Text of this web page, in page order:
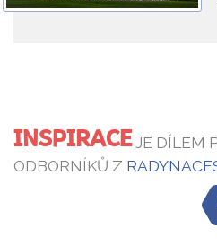
INSPIRACEJE DÍLEM
ODBORNÍKŮ Z